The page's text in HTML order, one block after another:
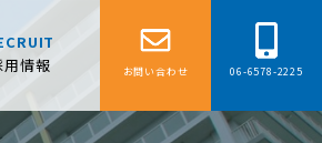
06-6578-2225
お問い合わせ
用情報